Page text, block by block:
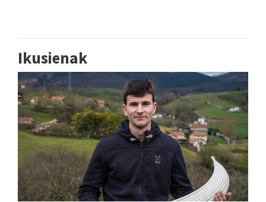
Ikusienak